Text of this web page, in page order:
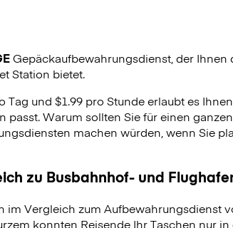
Gepäckaufbewahrungsdienst, der
Station bietet.
Tag und $1.99 pro Stunde erlaubt es
passt. Warum sollten Sie für einen
machen würden, wenn Sie
zu Busbahnhof- und
im Vergleich zum Aufbewahrungsdienst
konnten Reisende Ihr Taschen nur